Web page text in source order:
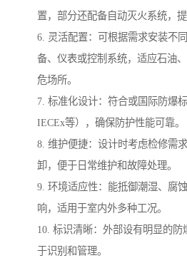
置，部分还配备自动灭火系统，提
6. 灵活配置：可根据需求安装不
备、仪表或控制系统，适应石油
危场所。
7. 标准化设计：符合或国际防爆标
IECEx等），确保防护性能可靠。
8. 维护便捷：设计时考虑检修需
卸，便于日常维护和故障处理。
9. 环境适应性：能抵御潮湿、腐
响，适用于室内外多种工况。
10. 标识清晰：外部设有明显的
于识别和管理。